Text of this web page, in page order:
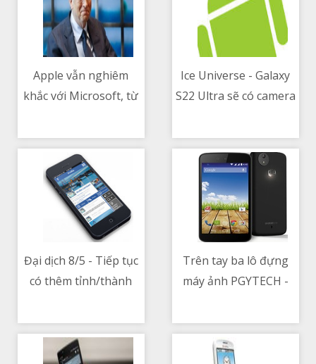
Apple vẫn nghiêm
khắc với Microsoft, từ
xuất hiện trên App
Store
Ice Universe - Galaxy
S22 Ultra sẽ có camera
camera selfie dưới
màn hình, GPU AMD
Đại dịch 8/5 - Tiếp tục
có thêm tỉnh/thành
liên quan đến
BVNDTW và K Tân
Trên tay ba lô đựng
máy ảnh PGYTECH -
được nhiều đồ